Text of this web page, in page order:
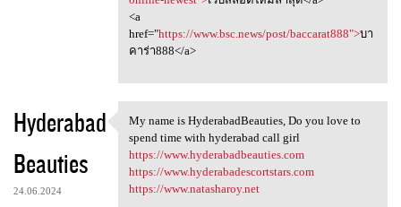
<a
href="https://www.bsc.news/post/baccarat888">บา
คาร่า888</a>
Hyderabad
Beauties
24.06.2024
My name is HyderabadBeauties,
My name is HyderabadBeauties, Do you love to
spend time with hyderabad call girl
https://www.hyderabadbeauties.com
https://www.hyderabadescortstars.com
https://www.natasharoy.net